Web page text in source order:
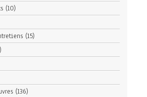
(10)
(15)
(136)